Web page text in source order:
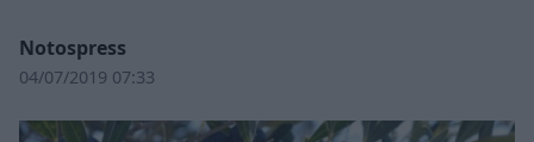
Notospress
04/07/2019 07:33